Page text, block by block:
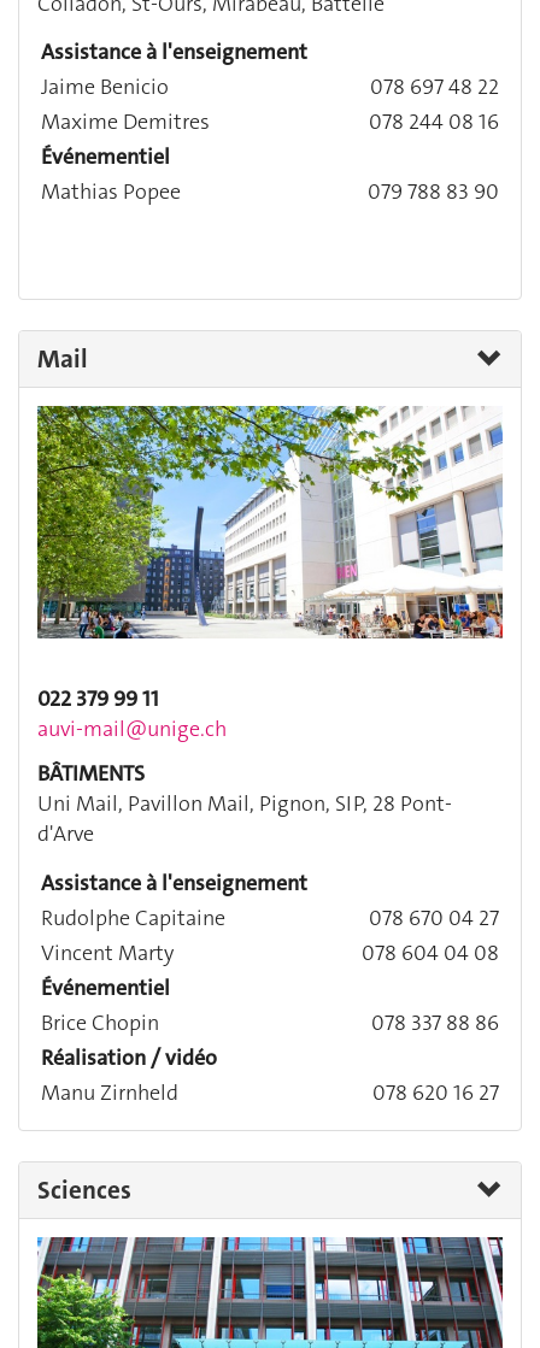
Assistance à l'enseignement
Jaime Benicio
078 697 48 22
Maxime Demitres
078 244 08 16
Événementiel
Mathias Popee
079 788 83 90
Mail
022 379 99 11
auvi-mail@unige.ch
BÂTIMENTS
Uni Mail, Pavillon Mail, Pignon, SIP, 28 Pont-
d'Arve
Assistance à l'enseignement
Rudolphe Capitaine
078 670 04 27
Vincent Marty
078 604 04 08
Événementiel
Brice Chopin
078 337 88 86
Réalisation / vidéo
Manu Zirnheld
078 620 16 27
Sciences